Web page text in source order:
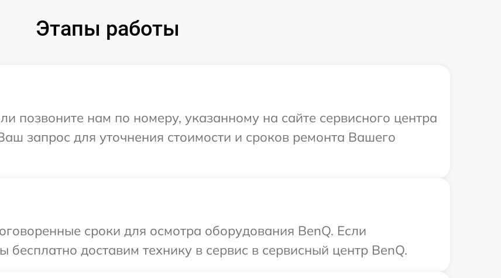
Этапы работы
позвоните нам по номеру, указанному на сайте сервисного центра
запрос для уточнения стоимости и сроков ремонта Вашего
сроки для осмотра оборудования BenQ. Если
бесплатно доставим технику в сервис в сервисный центр BenQ.